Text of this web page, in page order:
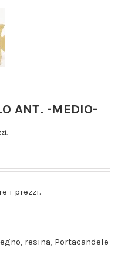
ANT. -MEDIO-
i prezzi.
resina, Portacandele